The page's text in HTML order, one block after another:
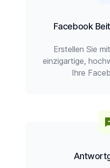
Facebook
Erstellen Sie
einzigartige,
Ihre